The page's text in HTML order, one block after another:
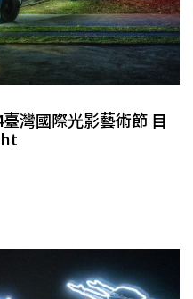
灣國際光影藝術節 目